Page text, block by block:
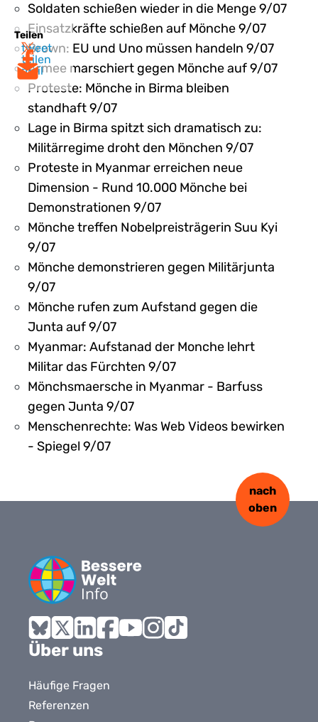
Teilen
tweet
teilen
mail
Soldaten schießen wieder in die Menge 9/07
Einsatzkräfte schießen auf Mönche 9/07
Brown: EU und Uno müssen handeln 9/07
Armee marschiert gegen Mönche auf 9/07
Proteste: Mönche in Birma bleiben
standhaft 9/07
Lage in Birma spitzt sich dramatisch zu:
Militärregime droht den Mönchen 9/07
Proteste in Myanmar erreichen neue
Dimension - Rund 10.000 Mönche bei
Demonstrationen 9/07
Mönche treffen Nobelpreisträgerin Suu Kyi
9/07
Mönche demonstrieren gegen Militärjunta
9/07
Mönche rufen zum Aufstand gegen die
Junta auf 9/07
Myanmar: Aufstanad der Monche lehrt
Militar das Fürchten 9/07
Mönchsmaersche in Myanmar - Barfuss
gegen Junta 9/07
Menschenrechte: Was Web Videos bewirken
- Spiegel 9/07
Bluesky
X LinkedInFacebook
nach
oben
Über uns
Häufige Fragen
Referenzen